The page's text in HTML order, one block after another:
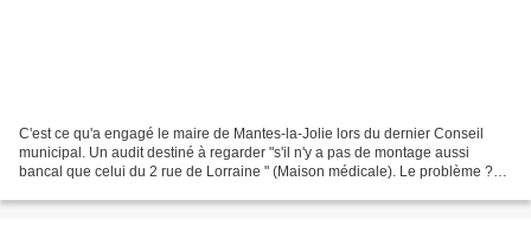
C'est ce qu'a engagé le maire de Mantes-la-Jolie lors du dernier Conseil
municipal. Un audit destiné à regarder "s'il n'y a pas de montage aussi
bancal que celui du 2 rue de Lorraine " (Maison médicale). Le problème ?